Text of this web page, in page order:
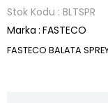
Stok Kodu BLTSPR
Marka : FASTECO
FASTECO BALATA